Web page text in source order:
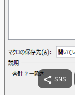
 SNS